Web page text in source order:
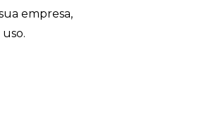
empresa,